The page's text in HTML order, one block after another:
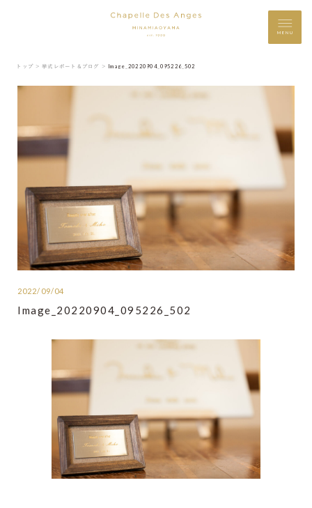
MENU
トップ ＞ 挙式レポート＆ブログ ＞ Image_20220904_095226_502
2022/09/04
Image_20220904_095226_502